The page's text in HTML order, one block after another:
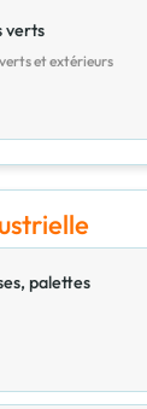
verts
et extérieurs
palettes